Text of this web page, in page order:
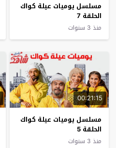
مسلسل يوميات عيلة كواك
الحلقة 7
منذ 3 سنوات
00:21:15
مسلسل يوميات عيلة كواك
الحلقة 5
منذ 3 سنوات